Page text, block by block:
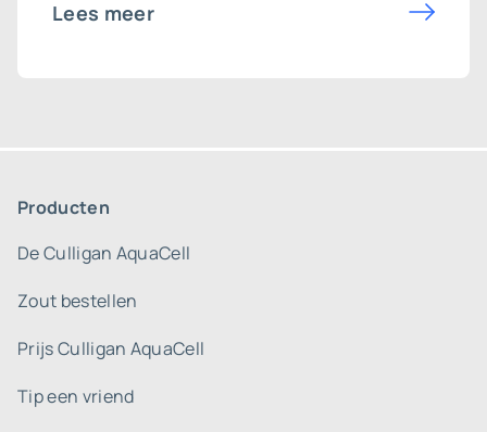
Lees meer
Producten
De Culligan AquaCell
Zout bestellen
Prijs Culligan AquaCell
Tip een vriend